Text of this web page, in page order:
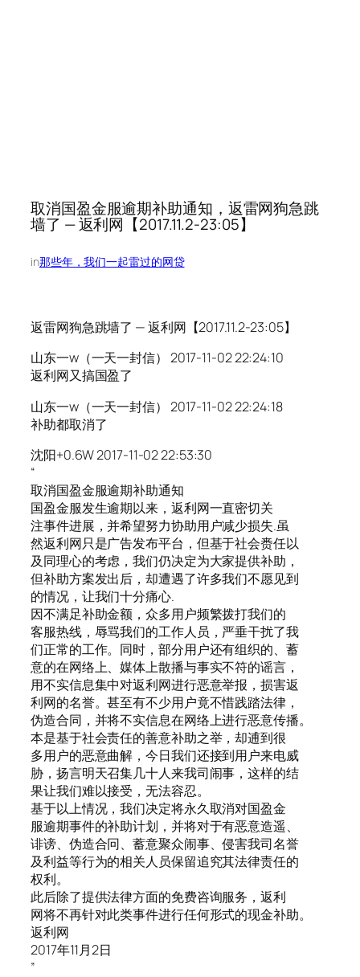
取消国盈金服逾期补助通知，返雷网狗急跳
墙了 — 返利网【2017.11.2-23:05】
in那些年，我们一起雷过的网贷
返雷网狗急跳墙了 — 返利网【2017.11.2-23:05】
山东一w（一天一封信） 2017-11-02 22:24:10
返利网又搞国盈了
山东一w（一天一封信） 2017-11-02 22:24:18
补助都取消了
沈阳+0.6W 2017-11-02 22:53:30
“
取消国盈金服逾期补助通知
国盈金服发生逾期以来，返利网一直密切关
注事件进展，并希望努力协助用户减少损失.虽
然返利网只是广告发布平台，但基于社会赉任以
及同理心的考虑，我们仍决定为大家提供补助，
但补助方案发出后，却遭遇了许多我们不愿见到
的情况，让我们十分痛心.
因不满足补助金额，众多用户频繁拨打我们的
客服热线，辱骂我们的工作人员，严垂干扰了我
们正常的工作。同时，部分用户还有组织的、蓄
意的在网络上、媒体上散播与事实不符的谣言，
用不实信息集中对返利网进行恶意举报，损害返
利网的名誉。甚至有不少用户竟不惜践踏法律，
伪造合同，并将不实信息在网络上进行恶意传播。
本是基于社会责任的善意补助之举，却逋到很
多用户的恶意曲解，今日我们还接到用户来电威
胁，扬言明天召集几十人来我司闹事，这样的结
果让我们难以接受，无法容忍。
基于以上情况，我们决定将永久取消对国盈金
服逾期事件的补助计划，并将对于有恶意造遥、
诽谤、伪造合冋、蓄意聚众闹事、侵害我司名誉
及利益等行为的相关人员保留追究其法律责任的
权利。
此后除了提供法律方面的免费咨询服务，返利
网将不再针对此类事件进行任何形式的现金补助。
返利网
2017年11月2日
”